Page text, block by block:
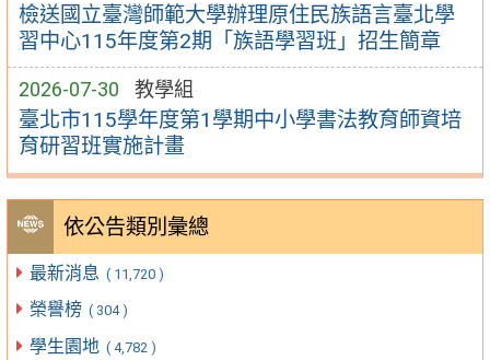
檢送國立臺灣師範大學辦理原住民族語言臺北學
習中心115年度第2期「族語學習班」招生簡章
2026-07-30 教學組
臺北市115學年度第1學期中小學書法教育師資培
育研習班實施計畫
依公告類別彙總
最新消息 ( 11,720 )
榮譽榜 ( 304 )
學生園地 ( 4,782 )